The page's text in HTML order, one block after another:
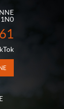
SUIVEZ-NOUS